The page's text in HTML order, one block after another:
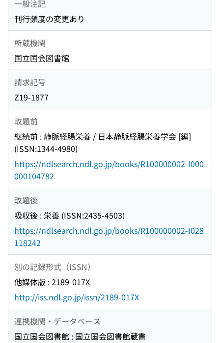
一般注記
刊行頻度の変更あり
所蔵機関
国立国会図書館
請求記号
Z19-1877
改題前
継続前 : 静脈経腸栄養 / 日本静脈経腸栄養学会 [編]
(ISSN:1344-4980)
https://ndlsearch.ndl.go.jp/books/R100000002-I000
000104782
改題後
吸収後 : 栄養 (ISSN:2435-4503)
https://ndlsearch.ndl.go.jp/books/R100000002-I028
118242
別の記録形式（ISSN）
他媒体版 : 2189-017X
http://iss.ndl.go.jp/issn/2189-017X
連携機関・データベース
国立国会図書館 : 国立国会図書館蔵書